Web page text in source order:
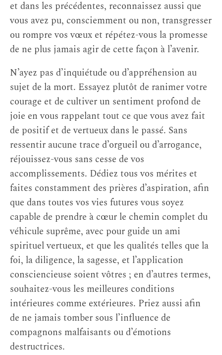
et dans les précédentes, reconnaissez aussi que
vous avez pu, consciemment ou non, transgresser
ou rompre vos vœux et répétez-vous la promesse
de ne plus jamais agir de cette façon à l’avenir.
N’ayez pas d’inquiétude ou d’appréhension au
sujet de la mort. Essayez plutôt de ranimer votre
courage et de cultiver un sentiment profond de
joie en vous rappelant tout ce que vous avez fait
de positif et de vertueux dans le passé. Sans
ressentir aucune trace d’orgueil ou d’arrogance,
réjouissez-vous sans cesse de vos
accomplissements. Dédiez tous vos mérites et
faites constamment des prières d’aspiration, afin
que dans toutes vos vies futures vous soyez
capable de prendre à cœur le chemin complet du
véhicule suprême, avec pour guide un ami
spirituel vertueux, et que les qualités telles que la
foi, la diligence, la sagesse, et l’application
consciencieuse soient vôtres ; en d’autres termes,
souhaitez-vous les meilleures conditions
intérieures comme extérieures. Priez aussi afin
de ne jamais tomber sous l’influence de
compagnons malfaisants ou d’émotions
destructrices.